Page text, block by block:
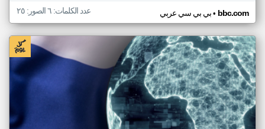
بي بي سي عربي• bbc.com عدد الكلمات: ٦ الصور: ٢٥